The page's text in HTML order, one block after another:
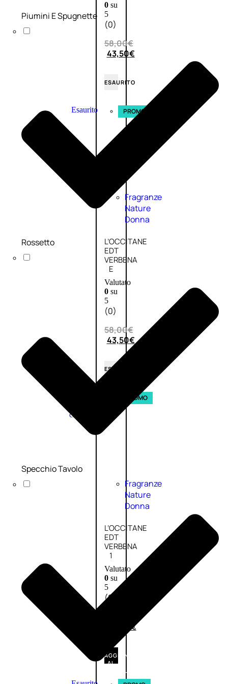
0su
5
(0)
58,00€
43,50€
ESAURITO
Esaurito PROMO
Fragranze
Nature
Donna
L’OCCITANE
EDT
VERBENA
E
Valutato
0su
5
(0)
58,00€
43,50€
ESAURITO
carrello
PROMO
Fragranze
Nature
Donna
L’OCCITANE
EDT
VERBENA
1
Valutato
0su
5
(0)
€
AGGIUNGI
AL
CARRELLO
Piumini E Spugnette
Rossetto
Specchio Tavolo